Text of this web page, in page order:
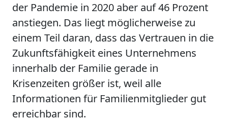
der Pandemie in 2020 aber auf 46 Prozent
anstiegen. Das liegt möglicherweise zu
einem Teil daran, dass das Vertrauen in die
Zukunftsfähigkeit eines Unternehmens
innerhalb der Familie gerade in
Krisenzeiten größer ist, weil alle
Informationen für Familienmitglieder gut
erreichbar sind.